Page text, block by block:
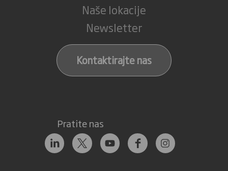
Naše lokacije
Newsletter
Kontaktirajte nas
Pratite nas